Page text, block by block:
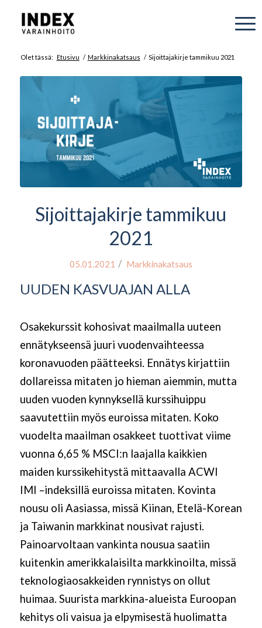
Olet tässä: Etusivu / Markkinakatsaus / Sijoittajakirje tammikuu 2021
Sijoittajakirje tammikuu
2021
05.01.2021 / Markkinakatsaus
UUDEN KASVUAJAN ALLA
Osakekurssit kohosivat maailmalla uuteen
ennätykseensä juuri vuodenvaihteessa
koronavuoden päätteeksi. Ennätys kirjattiin
dollareissa mitaten jo hieman aiemmin, mutta
uuden vuoden kynnyksellä kurssihuippu
saavutettiin myös euroissa mitaten. Koko
vuodelta maailman osakkeet tuottivat viime
vuonna 6,65 % MSCI:n laajalla kaikkien
maiden kurssikehitystä mittaavalla ACWI
IMI –indeksillä euroissa mitaten. Kovinta
nousu oli Aasiassa, missä Kiinan, Etelä-Korean
ja Taiwanin markkinat nousivat rajusti.
Painoarvoltaan vankinta nousua saatiin
kuitenkin amerikkalaisilta markkinoilta, missä
teknologiaosakkeiden rynnistys on ollut
huimaa. Suurista markkina-alueista Euroopan
kehitys oli vaisua ja elpymisestä huolimatta